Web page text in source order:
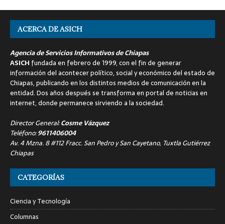
ACERCA DE ASICH
Agencia de Servicios Informativos de Chiapas
ASICH fundada en febrero de 1999, con el fin de generar
información del acontecer político, social y económico del estado de
Chiapas, publicando en los distintos medios de comunicación en la
entidad. Dos años después se transforma en portal de noticias en
internet, donde permanece sirviendo a la sociedad.
Director General:Cosme Vázquez
Teléfono:9611406004
Av. 4 Mzna. 8 #112 Fracc. San Pedro y San Cayetano, Tuxtla Gutiérrez
Chiapas
CATEGORÍAS
Ciencia y Tecnología
Columnas